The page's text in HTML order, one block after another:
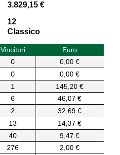
3.829,15 €
12
Classico
Vincitori
Euro
0
0,00 €
0
0,00 €
1
145,20 €
6
46,07 €
2
32,69 €
13
14,37 €
40
9,47 €
276
2,00 €